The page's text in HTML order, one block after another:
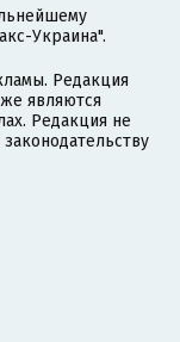
Украина".
Редакция
являются
Редакция не